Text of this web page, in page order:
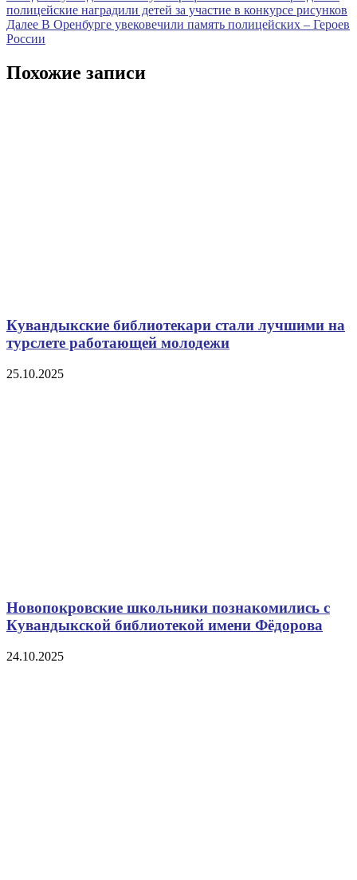
по
записям
запись
полицейские наградили детей за участие в конкурсе рисунков
Далее Следующая
запись
В Оренбурге увековечили память полицейских – Героев
России
Похожие записи
Кувандыкские библиотекари стали лучшими на
турслете работающей молодежи
25.10.2025
Новопокровские школьники познакомились с
Кувандыкской библиотекой имени Фёдорова
24.10.2025